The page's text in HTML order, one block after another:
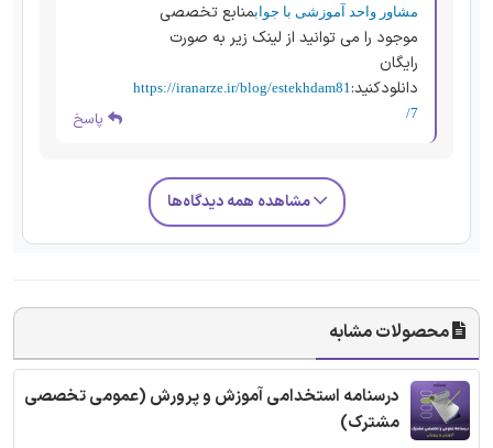
مشاور واحد آموزشی با جوابمنابع تخصصی
موجود را می توانید از لینک زیر به صورت
رایگان
دانلودکنید:https://iranarze.ir/blog/estekhdam81
7/
پاسخ
مشاهده همه دیدگاه‌ها
محصولات مشابه
درسنامه استخدامی آموزش و پرورش (عمومی تخصصی
مشترک)